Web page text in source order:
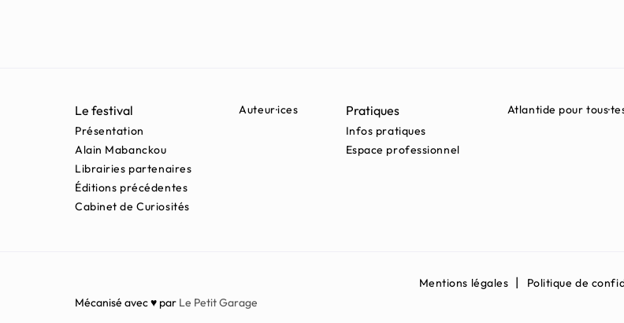
Le festival
Présentation
Alain Mabanckou
Librairies partenaires
Éditions précédentes
Cabinet de Curiosités
Auteur·ices Pratiques
Infos pratiques
Espace professionnel
Atlantide pour
Mentions légales
Politique de
Mécanisé avec ♥ par Le Petit Garage